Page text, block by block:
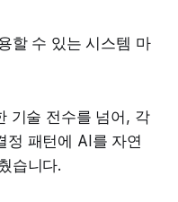
할 수 있는 시스템 마
기술 전수를 넘어, 각
정 패턴에 AI를 자연
습니다.